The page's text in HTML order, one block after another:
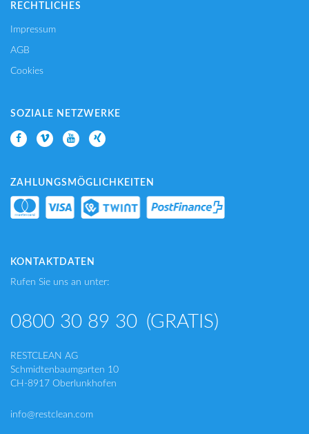
RECHTLICHES
Impressum
AGB
Cookies
SOZIALE NETZWERKE
ZAHLUNGSMÖGLICHKEITEN
KONTAKTDATEN
Rufen Sie uns an unter:
0800 30 89 30 (GRATIS)
RESTCLEAN AG
Schmidtenbaumgarten 10
CH-8917 Oberlunkhofen
info@restclean.com